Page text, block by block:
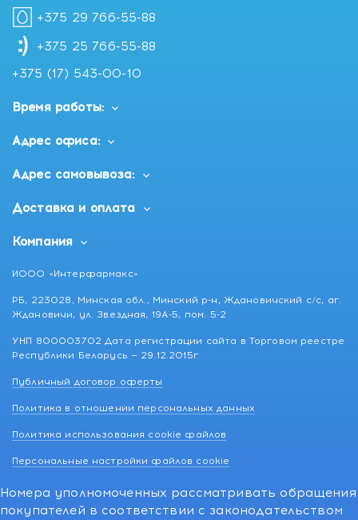
+375 29 766-55-88
+375 25 766-55-88
+375 (17) 543-00-10
Время работы:
Адрес офиса:
Адрес самовывоза:
Доставка и оплата
Компания
ИООО «Интерфармакс»
РБ, 223028, Минская обл., Минский р-н, Ждановичский с/с, аг.
Ждановичи, ул. Звездная, 19А-5, пом. 5-2
УНП 800003702 Дата регистрации сайта в Торговом реестре
Республики Беларусь — 29.12.2015г
Публичный договор оферты
Политика в отношении персональных данных
Политика использования cookie файлов
Персональные настройки файлов cookie
Номера уполномоченных рассматривать обращения
покупателей в соответствии с законодательством